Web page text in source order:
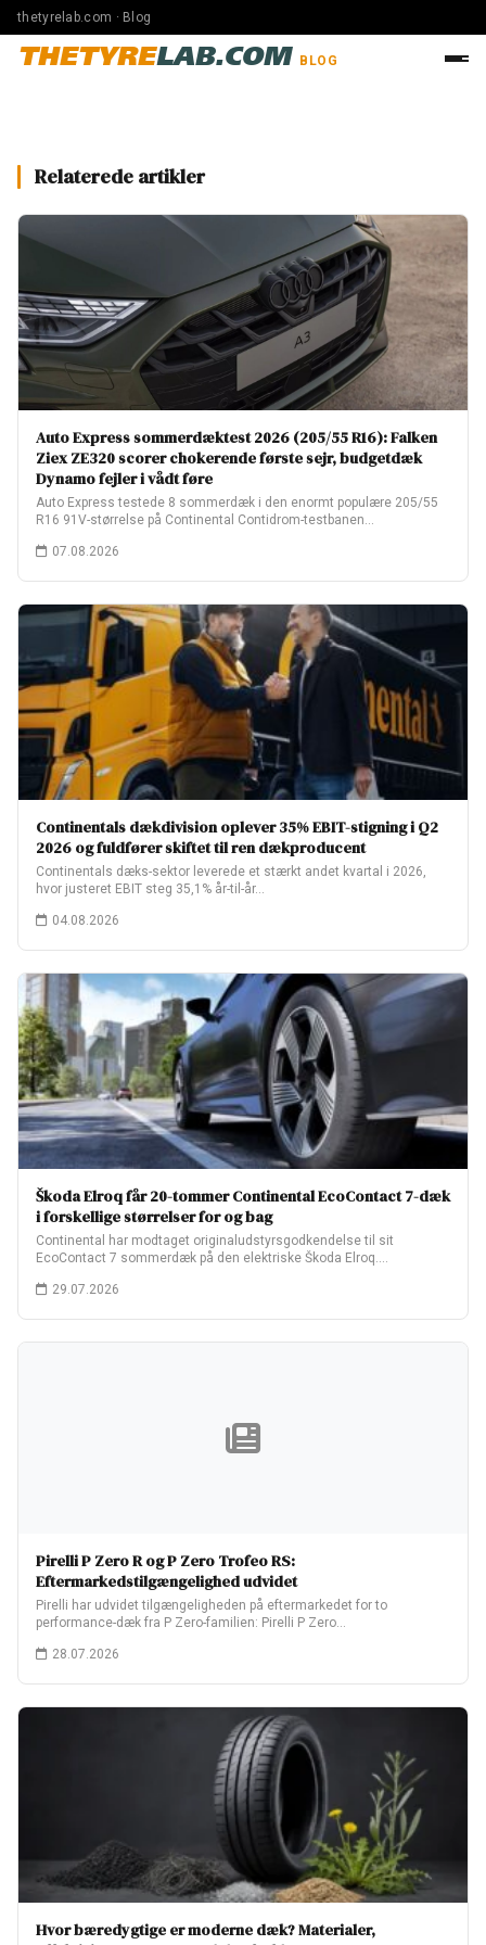
thetyrelab.com · Blog
THETYRELAB.COM BLOG
Relaterede artikler
Auto Express sommerdæktest 2026 (205/55 R16): Falken
Ziex ZE320 scorer chokerende første sejr, budgetdæk
Dynamo fejler i vådt føre
Auto Express testede 8 sommerdæk i den enormt populære 205/55
R16 91V-størrelse på Continental Contidrom-testbanen…
07.08.2026
Continentals dækdivision oplever 35% EBIT-stigning i Q2
2026 og fuldfører skiftet til ren dækproducent
Continentals dæks-sektor leverede et stærkt andet kvartal i 2026,
hvor justeret EBIT steg 35,1% år-til-år…
04.08.2026
Škoda Elroq får 20-tommer Continental EcoContact 7-dæk
i forskellige størrelser for og bag
Continental har modtaget originaludstyrsgodkendelse til sit
EcoContact 7 sommerdæk på den elektriske Škoda Elroq.
29.07.2026
Pirelli P Zero R og P Zero Trofeo RS:
Eftermarkedstilgængelighed udvidet
Pirelli har udvidet tilgængeligheden på eftermarkedet for to
performance-dæk fra P Zero-familien: Pirelli P Zero…
28.07.2026
Hvor bæredygtige er moderne dæk? Materialer,